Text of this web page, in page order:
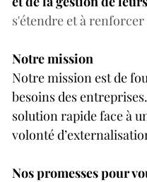
s'étendre et à renforcer
Notre mission
Notre mission est de
besoins des
solution rapide face à
volonté
Nos promesses pour